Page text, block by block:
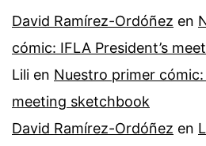
David Ramírez-Ordóñez en
cómic: IFLA President’s
Lili en Nuestro primer cómic:
meeting sketchbook
David Ramírez-Ordóñez en